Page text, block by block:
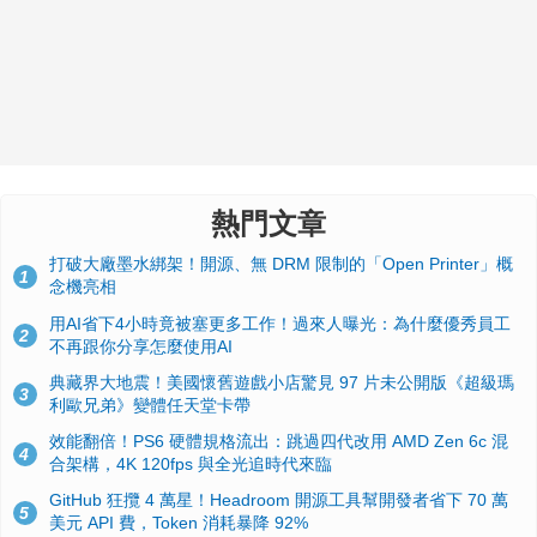
熱門文章
1
打破大廠墨水綁架！開源、無 DRM 限制的「Open Printer」概
念機亮相
2
用AI省下4小時竟被塞更多工作！過來人曝光：為什麼優秀員工
不再跟你分享怎麼使用AI
3
典藏界大地震！美國懷舊遊戲小店驚見 97 片未公開版《超級瑪
利歐兄弟》變體任天堂卡帶
4
效能翻倍！PS6 硬體規格流出：跳過四代改用 AMD Zen 6c 混
合架構，4K 120fps 與全光追時代來臨
5
GitHub 狂攬 4 萬星！Headroom 開源工具幫開發者省下 70 萬
美元 API 費，Token 消耗暴降 92%